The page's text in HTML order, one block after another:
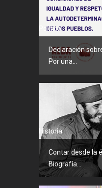
Política
Declaración
Por una...
Historia
Contar desde la
Biografía...